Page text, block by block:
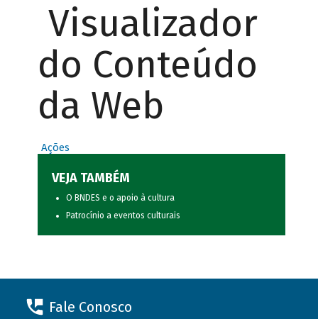
Visualizador
do Conteúdo
da Web
Ações
VEJA TAMBÉM
O BNDES e o apoio à cultura
Patrocínio a eventos culturais
Fale Conosco